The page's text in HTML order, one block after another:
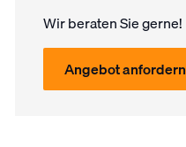
Wir beraten Sie gerne!
Angebot anfordern